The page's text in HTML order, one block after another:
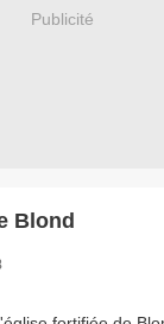
Publicité
Blond